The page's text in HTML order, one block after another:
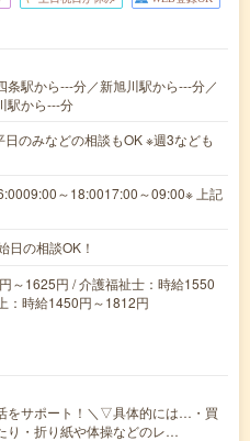
条駅から---分／新旭川駅から---分／
駅から---分
のみなどの相談もOK ※週3なども
～18:0017:00～09:00※ 上記
の相談OK！
～1625円 / 介護福祉士：時給1550
：時給1450円～1812円
をサポート！＼▽具体的には…・買
り・折り紙や体操などのレ…